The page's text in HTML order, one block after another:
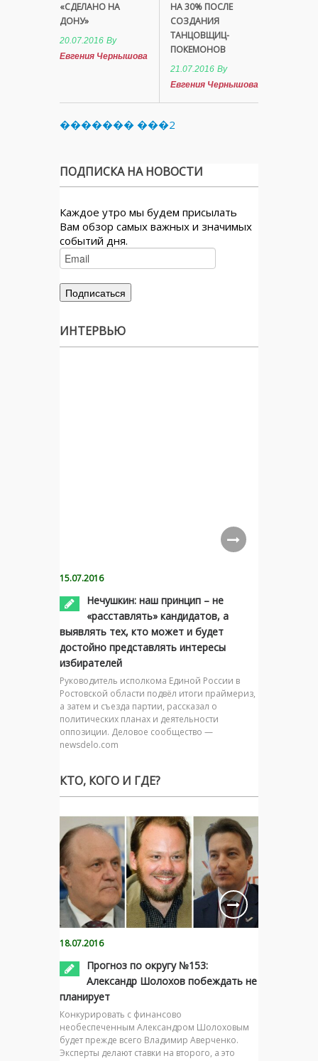
«СДЕЛАНО НА
ДОНУ»
20.07.2016 By
Евгения Чернышова
НА 30% ПОСЛЕ
СОЗДАНИЯ
ТАНЦОВЩИЦ-
ПОКЕМОНОВ
21.07.2016 By
Евгения Чернышова
������� ���2
ПОДПИСКА НА НОВОСТИ
Каждое утро мы будем присылать
Вам обзор самых важных и значимых
событий дня.
ИНТЕРВЬЮ
15.07.2016
Нечушкин: наш принцип – не
«расставлять» кандидатов, а
выявлять тех, кто может и будет
достойно представлять интересы
избирателей
Руководитель исполкома Единой России в
Ростовской области подвёл итоги праймериз,
а затем и съезда партии, рассказал о
политических планах и деятельности
оппозиции. Деловое сообщество —
newsdelo.com
КТО, КОГО И ГДЕ?
18.07.2016
Прогноз по округу №153:
Александр Шолохов побеждать не
планирует
Конкурировать с финансово
необеспеченным Александром Шолоховым
будет прежде всего Владимир Аверченко.
Эксперты делают ставки на второго, а это